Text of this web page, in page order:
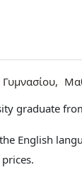
graduate
English